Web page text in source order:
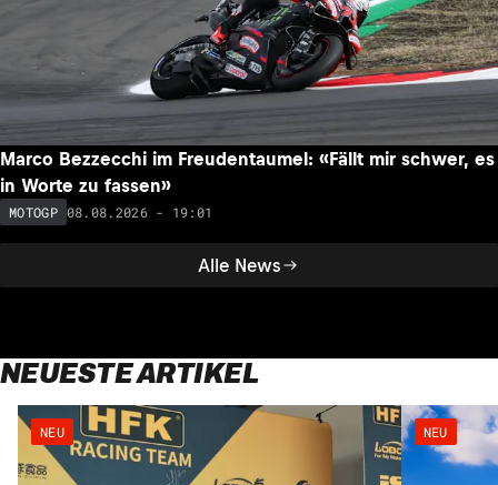
Alle News
Marco Bezzecchi im Freudentaumel: «Fällt mir schwer, es
in Worte zu fassen»
MOTOGP 08.08.2026 - 19:01
NEUESTE ARTIKEL
NEU NEU